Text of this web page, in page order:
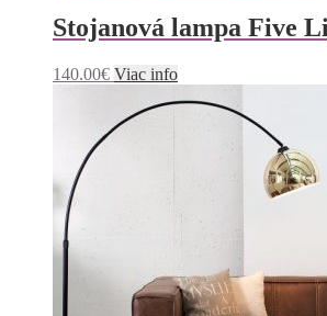
Stojanová lampa Five
140.00€ Viac info